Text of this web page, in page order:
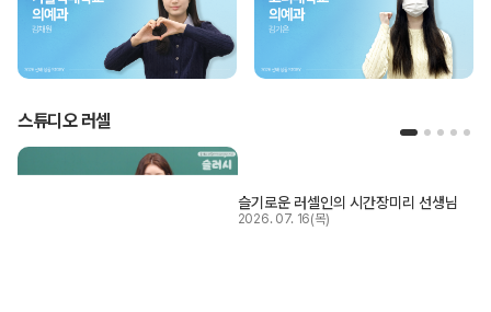
스튜디오 러셀
슬기로운 러셀인의 시간장미리 선생님
2026. 07. 16(목)